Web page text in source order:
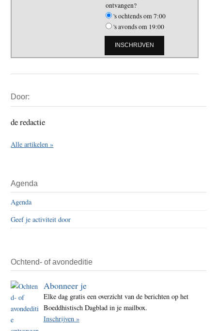
ontvangen?
's ochtends om 7:00
's avonds om 19:00
Sidebar
Door:
de redactie
Alle artikelen »
Agenda
Agenda
Geef je activiteit door
Ochtend- of avondeditie
Abonneer je
Elke dag gratis een overzicht van de berichten op het
Boeddhistisch Dagblad in je mailbox.
Inschrijven »